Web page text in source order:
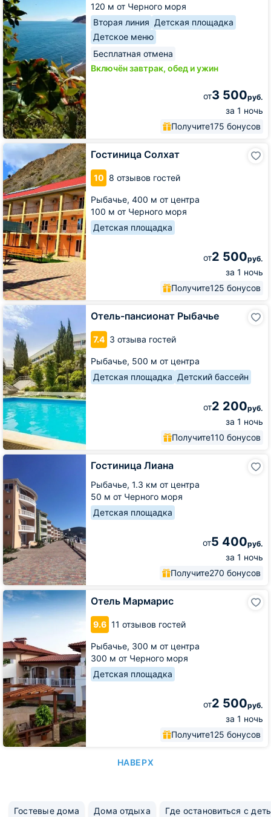
120 м от Черного моря
Вторая линия Детская площадка
Детское меню
Бесплатная отмена
Включён завтрак, обед и ужин
от3 500руб.
за 1 ночь
Получите175 бонусов
Гостиница Солхат
10 8 отзывов гостей
Рыбачье, 400 м от центра
100 м от Черного моря
Детская площадка
от2 500руб.
за 1 ночь
Получите125 бонусов
Гостиница
Солхат
Отель-пансионат Рыбачье
7.4 3 отзыва гостей
Рыбачье, 500 м от центра
Детская площадка Детский бассейн
от2 200руб.
за 1 ночь
Получите110 бонусов
Отель-
пансионат
Рыбачье
Гостиница Лиана
Рыбачье, 1.3 км от центра
50 м от Черного моря
Детская площадка
от5 400руб.
за 1 ночь
Получите270 бонусов
Гостиница
Отель Мармарис
9.6 11 отзывов гостей
Рыбачье, 300 м от центра
300 м от Черного моря
Детская площадка
от2 500руб.
за 1 ночь
Получите125 бонусов
Отель
Мармарис
НАВЕРХ
Гостевые дома Дома отдыха Где остановиться с